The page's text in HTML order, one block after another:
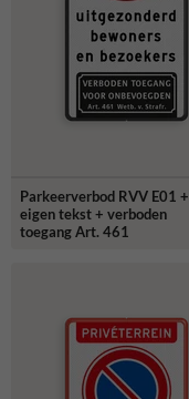
Parkeerverbod RVV E01 +
eigen tekst + verboden
toegang Art. 461